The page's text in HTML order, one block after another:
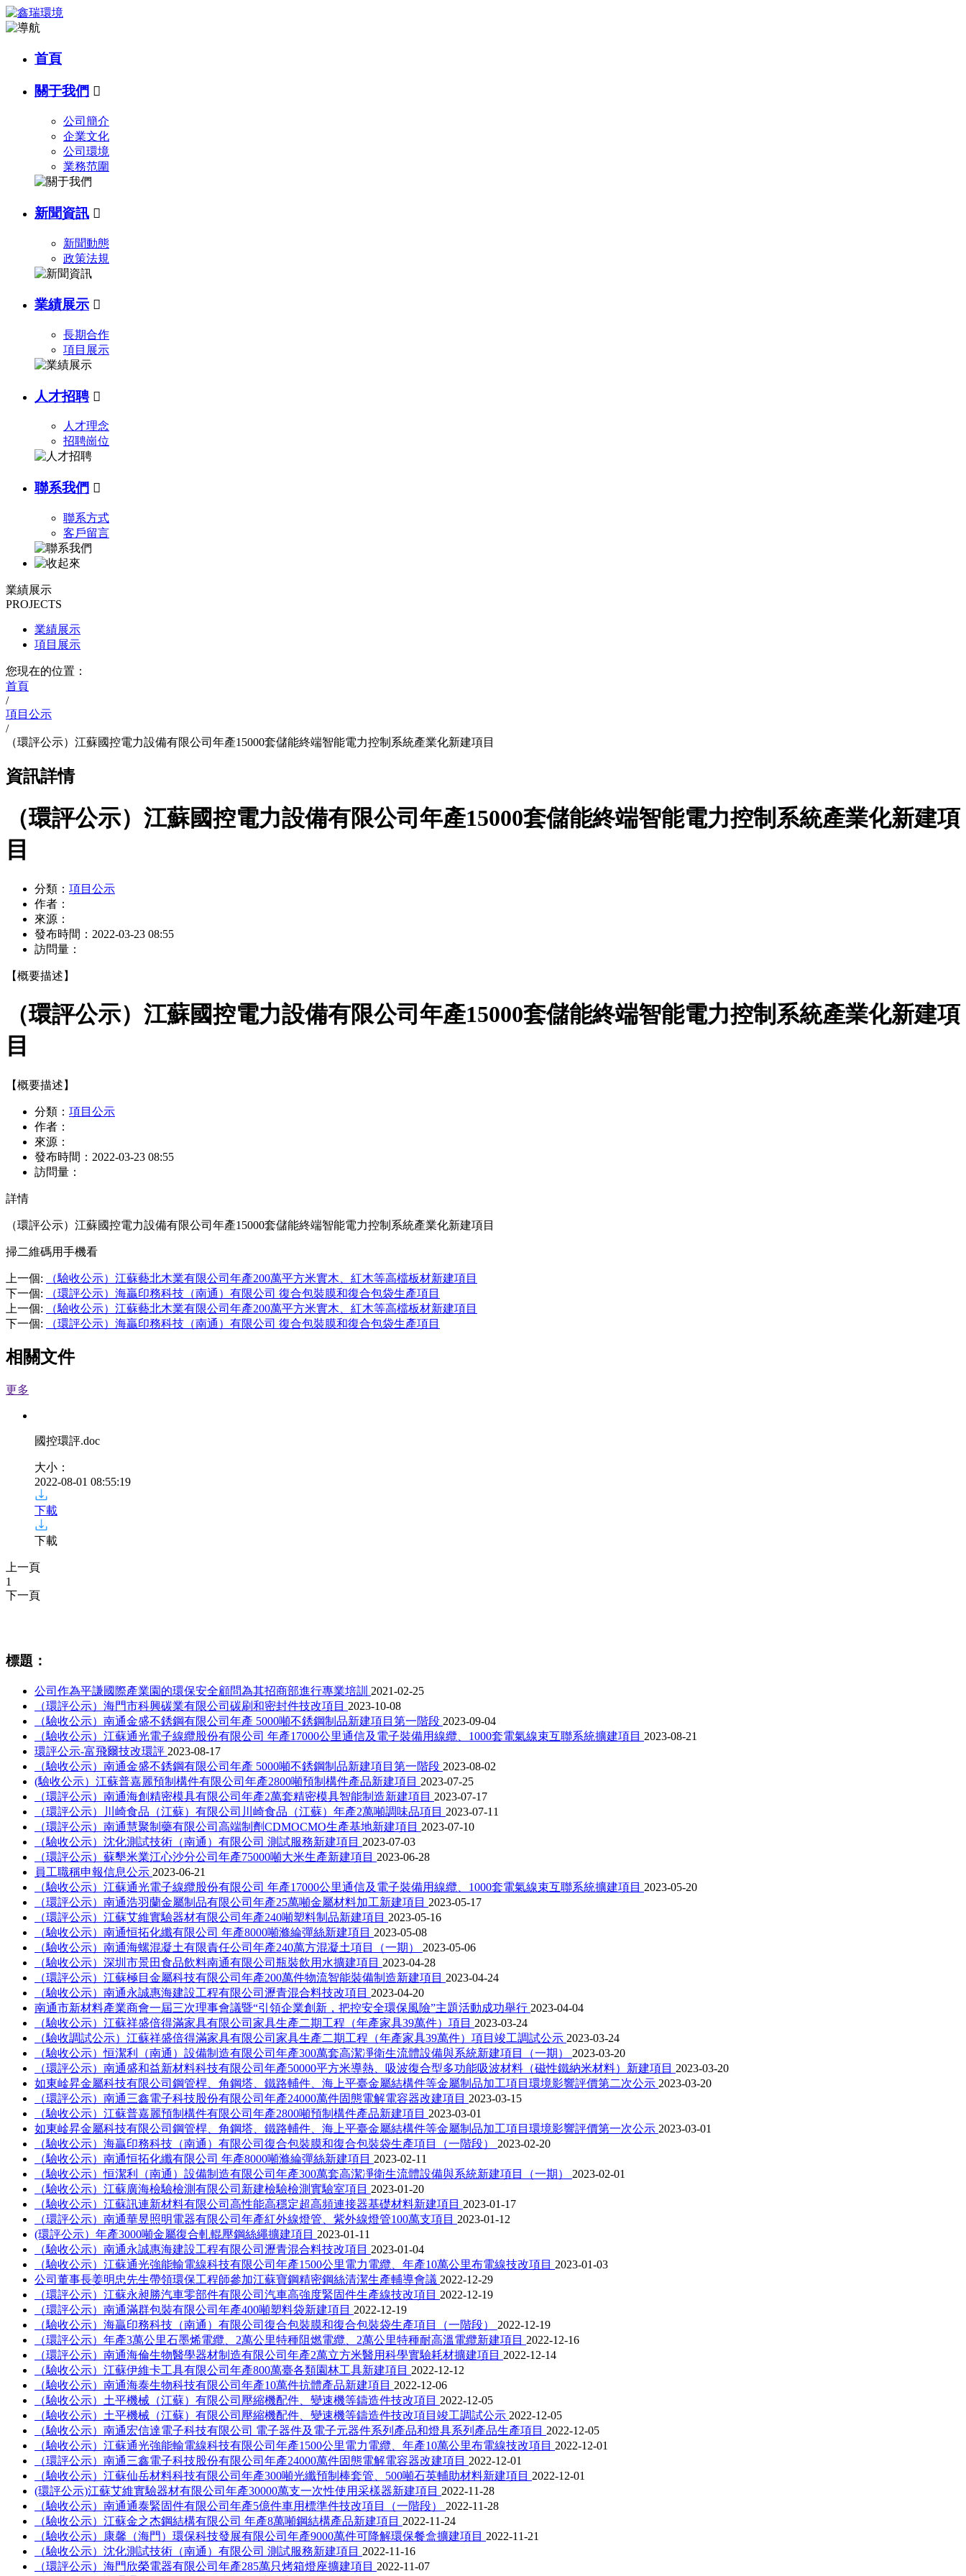
首頁
關于我們 
公司簡介
企業文化
公司環境
業務范圍
新聞資訊 
新聞動態
政策法規
業績展示 
長期合作
項目展示
人才招聘 
人才理念
招聘崗位
聯系我們 
聯系方式
客戶留言
業績展示
PROJECTS
業績展示
項目展示
您現在的位置：
首頁
/
項目公示
/
（環評公示）江蘇國控電力設備有限公司年產15000套儲能終端智能電力控制系統產業化新建項目
資訊詳情
（環評公示）江蘇國控電力設備有限公司年產15000套儲能終端智能電力控制系統產業化新建項
目
分類： 項目公示
作者：
來源：
發布時間： 2022-03-23 08:55
訪問量：
【概要描述】
（環評公示）江蘇國控電力設備有限公司年產15000套儲能終端智能電力控制系統產業化新建項
目
【概要描述】
分類： 項目公示
作者：
來源：
發布時間： 2022-03-23 08:55
訪問量：
詳情
（環評公示）江蘇國控電力設備有限公司年產15000套儲能終端智能電力控制系統產業化新建項目
掃二維碼用手機看
上一個:
（驗收公示）江蘇藝北木業有限公司年產200萬平方米實木、紅木等高檔板材新建項目
下一個:
（環評公示）海贏印務科技（南通）有限公司 復合包裝膜和復合包袋生產項目
上一個:
（驗收公示）江蘇藝北木業有限公司年產200萬平方米實木、紅木等高檔板材新建項目
下一個: （環評公示）海贏印務科技（南通）有限公司 復合包裝膜和復合包袋生產項目
相關文件
更多
國控環評.doc
大小：
2022-08-01 08:55:19
下載
下載
上一頁
1
下一頁
標題：
公司作為平謙國際產業園的環保安全顧問為其招商部進行專業培訓 2021-02-25
（環評公示）海門市科興碳業有限公司碳刷和密封件技改項目 2023-10-08
（驗收公示）南通金盛不銹鋼有限公司年產 5000噸不銹鋼制品新建項目第一階段 2023-09-04
（驗收公示）江蘇通光電子線纜股份有限公司 年產17000公里通信及電子裝備用線纜、1000套電氣線束互聯系統擴建項目 2023-08-21
環評公示-富飛爾技改環評 2023-08-17
（驗收公示）南通金盛不銹鋼有限公司年產 5000噸不銹鋼制品新建項目第一階段 2023-08-02
(驗收公示）江蘇普嘉麗預制構件有限公司年產2800噸預制構件產品新建項目 2023-07-25
（環評公示）南通海創精密模具有限公司年產2萬套精密模具智能制造新建項目 2023-07-17
（環評公示）川崎食品（江蘇）有限公司川崎食品（江蘇）年產2萬噸調味品項目 2023-07-11
（環評公示）南通慧聚制藥有限公司高端制劑CDMOCMO生產基地新建項目 2023-07-10
（驗收公示）沈化測試技術（南通）有限公司 測試服務新建項目 2023-07-03
（環評公示）蘇墾米業江心沙分公司年產75000噸大米生產新建項目 2023-06-28
員工職稱申報信息公示 2023-06-21
（驗收公示）江蘇通光電子線纜股份有限公司 年產17000公里通信及電子裝備用線纜、1000套電氣線束互聯系統擴建項目 2023-05-20
（環評公示）南通浩羽蘭金屬制品有限公司年產25萬噸金屬材料加工新建項目 2023-05-17
（環評公示）江蘇艾維實驗器材有限公司年產240噸塑料制品新建項目 2023-05-16
（驗收公示）南通恒拓化纖有限公司 年產8000噸滌綸彈絲新建項目 2023-05-08
（驗收公示）南通海螺混凝土有限責任公司年產240萬方混凝土項目（一期） 2023-05-06
（驗收公示）深圳市景田食品飲料南通有限公司瓶裝飲用水擴建項目 2023-04-28
（環評公示）江蘇極目金屬科技有限公司年產200萬件物流智能裝備制造新建項目 2023-04-24
（驗收公示）南通永誠惠海建設工程有限公司瀝青混合料技改項目 2023-04-20
南通市新材料產業商會一屆三次理事會議暨“引領企業創新，把控安全環保風險”主題活動成功舉行 2023-04-04
（驗收公示）江蘇祥盛倍得滿家具有限公司家具生產二期工程（年產家具39萬件）項目 2023-03-24
（驗收調試公示）江蘇祥盛倍得滿家具有限公司家具生產二期工程（年產家具39萬件）項目竣工調試公示 2023-03-24
（驗收公示）恒潔利（南通）設備制造有限公司年產300萬套高潔凈衛生流體設備與系統新建項目（一期） 2023-03-20
（環評公示）南通盛和益新材料科技有限公司年產50000平方米導熱、吸波復合型多功能吸波材料（磁性鐵納米材料）新建項目 2023-03-20
如東崯昇金屬科技有限公司鋼管桿、角鋼塔、鐵路輔件、海上平臺金屬結構件等金屬制品加工項目環境影響評價第二次公示 2023-03-20
（環評公示）南通三鑫電子科技股份有限公司年產24000萬件固態電解電容器改建項目 2023-03-15
（驗收公示）江蘇普嘉麗預制構件有限公司年產2800噸預制構件產品新建項目 2023-03-01
如東崯昇金屬科技有限公司鋼管桿、角鋼塔、鐵路輔件、海上平臺金屬結構件等金屬制品加工項目環境影響評價第一次公示 2023-03-01
（驗收公示）海贏印務科技（南通）有限公司復合包裝膜和復合包裝袋生產項目（一階段） 2023-02-20
（驗收公示）南通恒拓化纖有限公司 年產8000噸滌綸彈絲新建項目 2023-02-11
（驗收公示）恒潔利（南通）設備制造有限公司年產300萬套高潔凈衛生流體設備與系統新建項目（一期） 2023-02-01
（驗收公示）江蘇廣海檢驗檢測有限公司新建檢驗檢測實驗室項目 2023-01-20
（驗收公示）江蘇訊連新材料有限公司高性能高穩定超高頻連接器基礎材料新建項目 2023-01-17
（環評公示）南通華昱照明電器有限公司年產紅外線燈管、紫外線燈管100萬支項目 2023-01-12
(環評公示）年產3000噸金屬復合軋輥壓鋼絲繩擴建項目 2023-01-11
（驗收公示）南通永誠惠海建設工程有限公司瀝青混合料技改項目 2023-01-04
（驗收公示）江蘇通光強能輸電線科技有限公司年產1500公里電力電纜、年產10萬公里布電線技改項目 2023-01-03
公司董事長姜明忠先生帶領環保工程師參加江蘇寶鋼精密鋼絲清潔生產輔導會議 2022-12-29
（環評公示）江蘇永昶勝汽車零部件有限公司汽車高強度緊固件生產線技改項目 2022-12-19
（環評公示）南通滿群包裝有限公司年產400噸塑料袋新建項目 2022-12-19
（驗收公示）海贏印務科技（南通）有限公司復合包裝膜和復合包裝袋生產項目（一階段） 2022-12-19
（環評公示）年產3萬公里石墨烯電纜、2萬公里特種阻燃電纜、2萬公里特種耐高溫電纜新建項目 2022-12-16
（環評公示）南通海倫生物醫學器材制造有限公司年產2萬立方米醫用科學實驗耗材擴建項目 2022-12-14
（驗收公示）江蘇伊維卡工具有限公司年產800萬臺各類園林工具新建項目 2022-12-12
（驗收公示）南通海泰生物科技有限公司年產10萬件抗體產品新建項目 2022-12-06
（驗收公示）土平機械（江蘇）有限公司壓縮機配件、變速機等鑄造件技改項目 2022-12-05
（驗收公示）土平機械（江蘇）有限公司壓縮機配件、變速機等鑄造件技改項目竣工調試公示 2022-12-05
（驗收公示）南通宏信達電子科技有限公司 電子器件及電子元器件系列產品和燈具系列產品生產項目 2022-12-05
（驗收公示）江蘇通光強能輸電線科技有限公司年產1500公里電力電纜、年產10萬公里布電線技改項目 2022-12-01
（環評公示）南通三鑫電子科技股份有限公司年產24000萬件固態電解電容器改建項目 2022-12-01
（驗收公示）江蘇仙岳材料科技有限公司年產300噸光纖預制棒套管、500噸石英輔助材料新建項目 2022-12-01
(環評公示)江蘇艾維實驗器材有限公司年產30000萬支一次性使用采樣器新建項目 2022-11-28
（驗收公示）南通通泰緊固件有限公司年產5億件車用標準件技改項目（一階段） 2022-11-28
（驗收公示）江蘇金之杰鋼結構有限公司 年產8萬噸鋼結構產品新建項目 2022-11-24
（驗收公示）康馨（海門）環保科技發展有限公司年產9000萬件可降解環保餐盒擴建項目 2022-11-21
（驗收公示）沈化測試技術（南通）有限公司 測試服務新建項目 2022-11-16
（環評公示）海門欣榮電器有限公司年產285萬只烤箱燈座擴建項目 2022-11-07